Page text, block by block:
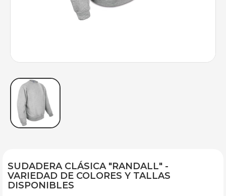
SUDADERA CLÁSICA "RANDALL" -
VARIEDAD DE COLORES Y TALLAS
DISPONIBLES